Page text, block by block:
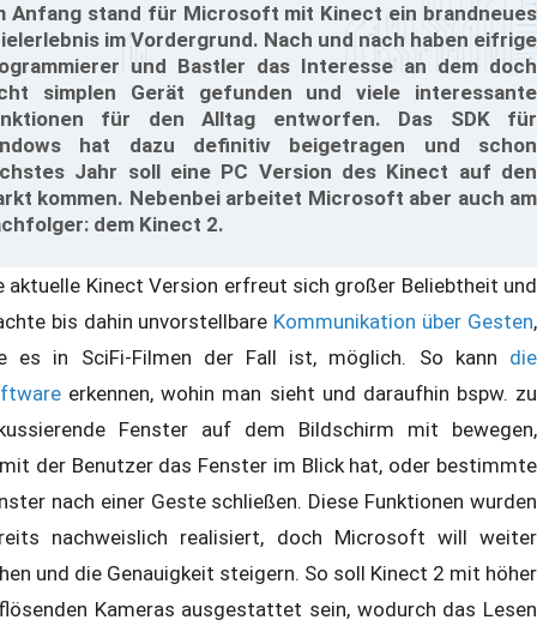
Anfang stand für Microsoft mit Kinect ein brandneues
im Vordergrund. Nach und nach haben eifrige
und Bastler das Interesse an dem doch
simplen Gerät gefunden und viele interessante
für den Alltag entworfen. Das SDK für
hat dazu definitiv beigetragen und schon
Jahr soll eine PC Version des Kinect auf den
kommen. Nebenbei arbeitet Microsoft aber auch am
dem Kinect 2.
aktuelle Kinect Version erfreut sich großer Beliebtheit und
bis dahin unvorstellbare Kommunikation über Gesten,
es in SciFi-Filmen der Fall ist, möglich. So kann die
erkennen, wohin man sieht und daraufhin bspw. zu
Fenster auf dem Bildschirm mit bewegen,
der Benutzer das Fenster im Blick hat, oder bestimmte
nach einer Geste schließen. Diese Funktionen wurden
nachweislich realisiert, doch Microsoft will weiter
und die Genauigkeit steigern. So soll Kinect 2 mit höher
Kameras ausgestattet sein, wodurch das Lesen